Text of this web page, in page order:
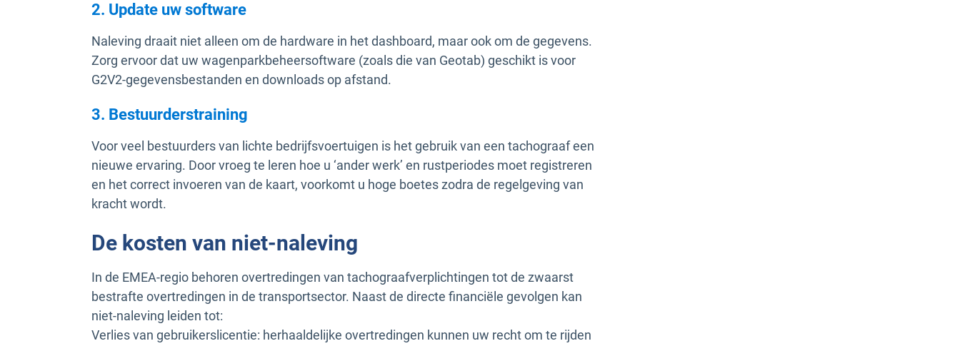
2. Update uw software
Naleving draait niet alleen om de hardware in het dashboard, maar ook om de gegevens.
Zorg ervoor dat uw wagenparkbeheersoftware (zoals die van Geotab) geschikt is voor
G2V2-gegevensbestanden en downloads op afstand.
3. Bestuurderstraining
Voor veel bestuurders van lichte bedrijfsvoertuigen is het gebruik van een tachograaf een
nieuwe ervaring. Door vroeg te leren hoe u ‘ander werk’ en rustperiodes moet registreren
en het correct invoeren van de kaart, voorkomt u hoge boetes zodra de regelgeving van
kracht wordt.
De kosten van niet-naleving
In de EMEA-regio behoren overtredingen van tachograafverplichtingen tot de zwaarst
bestrafte overtredingen in de transportsector. Naast de directe financiële gevolgen kan
niet-naleving leiden tot:
Verlies van gebruikerslicentie: herhaaldelijke overtredingen kunnen uw recht om te rijden